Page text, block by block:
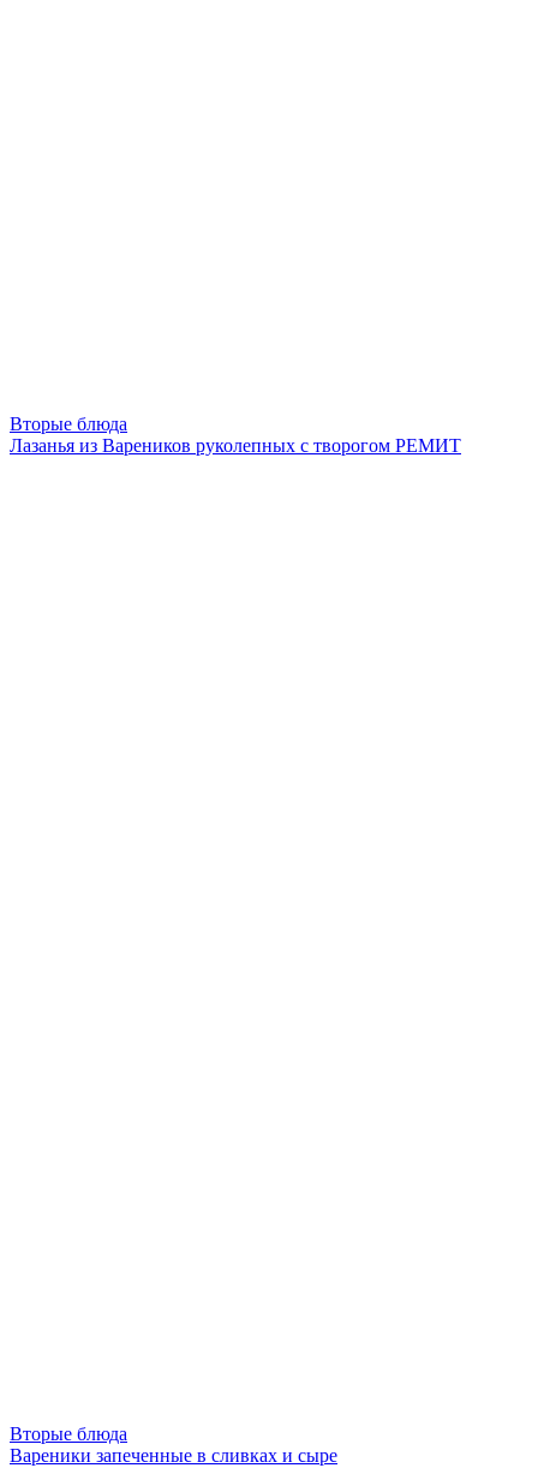
Вторые блюда
Лазанья из Вареников руколепных с творогом РЕМИТ
Вторые блюда
Вареники запеченные в сливках и сыре